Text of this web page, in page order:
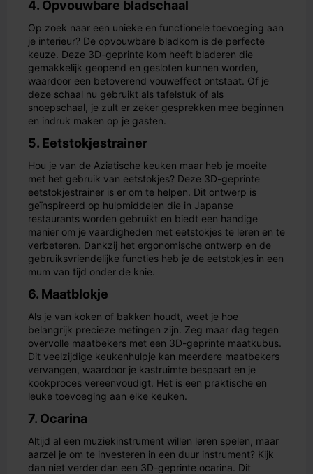
4. Opvouwbare bladschaal
Op zoek naar een unieke en functionele toevoeging aan
je interieur? De opvouwbare bladkom is de perfecte
keuze. Deze 3D-geprinte kom heeft bladeren die
gemakkelijk geopend en gesloten kunnen worden,
waardoor een betoverend vouweffect ontstaat. Of je
deze schaal nu gebruikt als tafelstuk of als
snoepschaal, je zult er zeker gesprekken mee beginnen
en indruk maken op je gasten.
5. Eetstokjestrainer
Hou je van de Aziatische keuken maar heb je moeite
met het gebruik van eetstokjes? Deze 3D-geprinte
eetstokjestrainer is er om te helpen. Dit ontwerp is
geïnspireerd op hulpmiddelen die in Japanse
restaurants worden gebruikt en biedt een handige
manier om je vaardigheden met eetstokjes te leren en te
verbeteren. Dankzij het ergonomische ontwerp en de
gebruiksvriendelijke functies heb je de eetstokjes in een
mum van tijd onder de knie.
6. Maatblokje
Als je van koken of bakken houdt, weet je hoe
belangrijk precieze metingen zijn. Zeg maar dag tegen
overvolle maatbekers met een 3D-geprinte maatkubus.
Dit veelzijdige keukenhulpje kan meerdere maatbekers
vervangen, waardoor je kastruimte bespaart en je
kookproces vereenvoudigt. Het is een praktische en
leuke toevoeging aan elke keuken.
7. Ocarina
Altijd al een muziekinstrument willen leren spelen, maar
aarzel je om te investeren in een duur instrument? Kijk
dan niet verder dan een 3D-geprinte ocarina. Dit